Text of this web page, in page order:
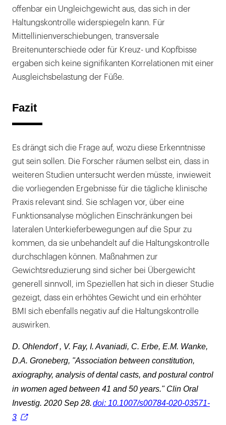
offenbar ein Ungleichgewicht aus, das sich in der
Haltungskontrolle widerspiegeln kann. Für
Mittellinienverschiebungen, transversale
Breitenunterschiede oder für Kreuz- und Kopfbisse
ergaben sich keine signifikanten Korrelationen mit einer
Ausgleichsbelastung der Füße.
Fazit
Es drängt sich die Frage auf, wozu diese Erkenntnisse
gut sein sollen. Die Forscher räumen selbst ein, dass in
weiteren Studien untersucht werden müsste, inwieweit
die vorliegenden Ergebnisse für die tägliche klinische
Praxis relevant sind. Sie schlagen vor, über eine
Funktionsanalyse möglichen Einschränkungen bei
lateralen Unterkieferbewegungen auf die Spur zu
kommen, da sie unbehandelt auf die Haltungskontrolle
durchschlagen können. Maßnahmen zur
Gewichtsreduzierung sind sicher bei Übergewicht
generell sinnvoll, im Speziellen hat sich in dieser Studie
gezeigt, dass ein erhöhtes Gewicht und ein erhöhter
BMI sich ebenfalls negativ auf die Haltungskontrolle
auswirken.
D. Ohlendorf , V. Fay, I. Avaniadi, C. Erbe, E.M. Wanke,
D.A. Groneberg, "Association between constitution,
axiography, analysis of dental casts, and postural control
in women aged between 41 and 50 years." Clin Oral
Investig. 2020 Sep 28.doi: 10.1007/s00784-020-03571-
3